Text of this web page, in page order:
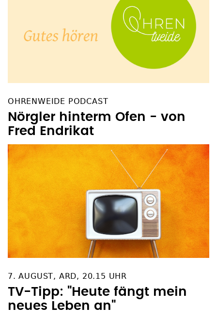
OHRENWEIDE PODCAST
Nörgler hinterm Ofen - von
Fred Endrikat
7. AUGUST, ARD, 20.15 UHR
TV-Tipp: "Heute fängt mein
neues Leben an"